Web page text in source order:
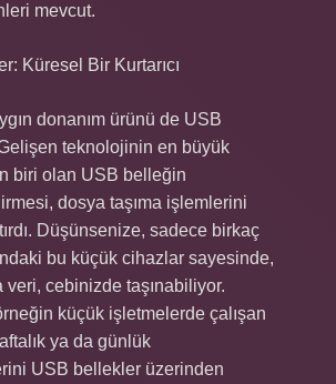
mevcut.
Küresel Bir Kurtarıcı
donanım ürünü de USB
teknolojinin en büyük
biri olan USB belleğin
dosya taşıma işlemlerini
Düşünsenize, sadece birkaç
bu küçük cihazlar sayesinde,
veri, cebinizde taşınabiliyor.
küçük işletmelerde çalışan
ya da günlük
USB bellekler üzerinden